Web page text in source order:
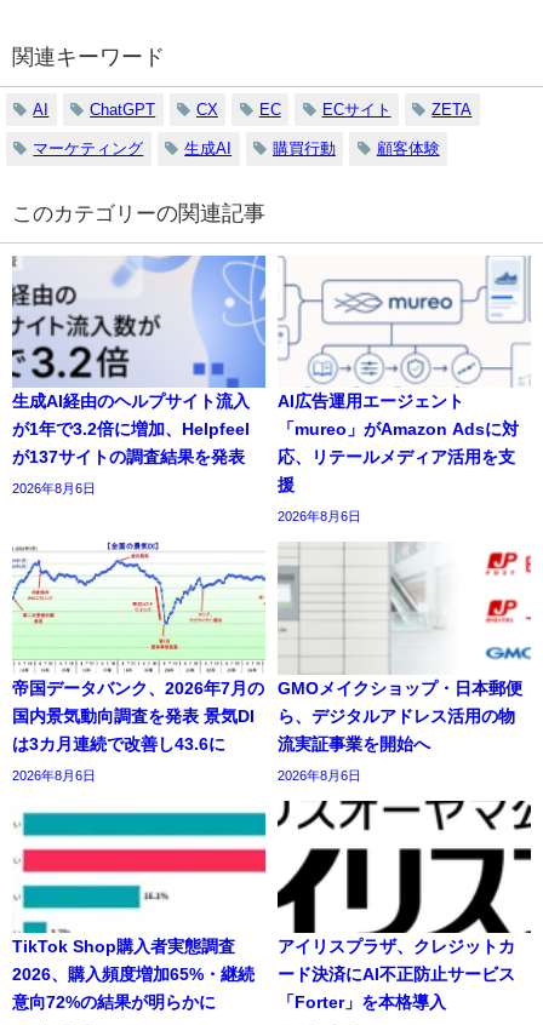
関連キーワード
AI ChatGPT CX EC ECサイト ZETA
マーケティング 生成AI 購買行動 顧客体験
の関連記事
生成AI経由のヘルプサイト流入
が1年で3.2倍に増加、Helpfeel
が137サイトの調査結果を発表
2026年8月6日
AI広告運用エージェント
「mureo」がAmazon Adsに対
応、リテールメディア活用を支
援
2026年8月6日
帝国データバンク、2026年7月の
国内景気動向調査を発表 景気DI
は3カ月連続で改善し43.6に
2026年8月6日
GMOメイクショップ・日本郵便
ら、デジタルアドレス活用の物
流実証事業を開始へ
2026年8月6日
TikTok Shop購入者実態調査
2026、購入頻度増加65%・継続
意向72%の結果が明らかに
アイリスプラザ、クレジットカ
ード決済にAI不正防止サービス
「Forter」を本格導入